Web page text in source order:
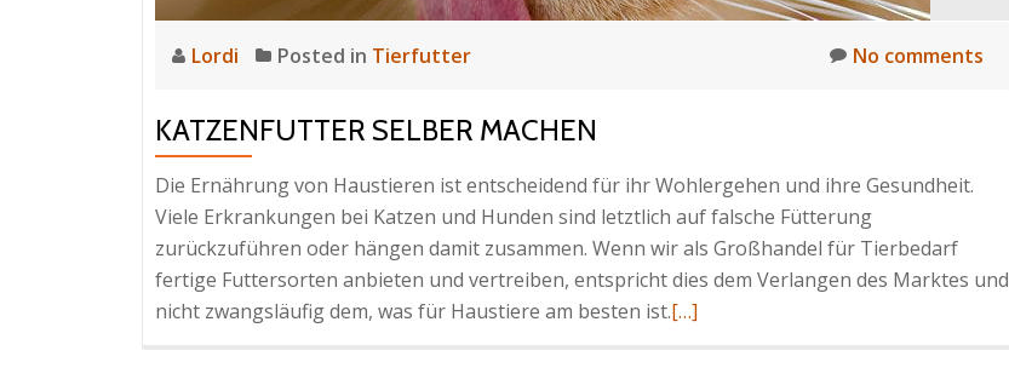
Lordi Posted in Tierfutter No comments
KATZENFUTTER SELBER MACHEN
Die Ernährung von Haustieren ist entscheidend für ihr Wohlergehen und ihre Gesundheit.
Viele Erkrankungen bei Katzen und Hunden sind letztlich auf falsche Fütterung
zurückzuführen oder hängen damit zusammen. Wenn wir als Großhandel für Tierbedarf
fertige Futtersorten anbieten und vertreiben, entspricht dies dem Verlangen des Marktes und
nicht zwangsläufig dem, was für Haustiere am besten ist.Read
[…]